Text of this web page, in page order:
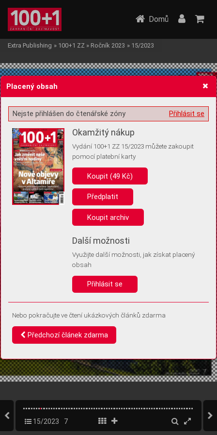
Žádost o souhlas s ukládáním volitelných informací
Pro základní fungování webu nepotřebujeme ukládat žádné informace
(tzv. cookies apod.). Rádi bychom vás ale požádali o souhlas s
uložením volitelných informací:
Anonymní unikátní ID
Díky němu příště poznáme, že se jedná o stejné zařízení, a
Identifikátor je zcela anonymní.
Vaše souhlasy a odmítnutí si ukládáme do vašeho zařízení, abychom se
vás už příště znovu neptali. Můžete je kdykoli později upravit ve Správě
Domů
Extra Publishing » 100+1 ZZ » Ročník 2023 » 15/2023
15/2023 7
Placený obsah
Přihlásit se
Nejste přihlášen do čtenářské zóny
Okamžitý nákup
Vydání 100+1 ZZ 15/2023 můžete zakoupit
pomocí platební karty
Koupit (49 Kč)
Předplatit
Koupit archiv
Další možnosti
Využijte další možnosti, jak získat placený
obsah
Přihlásit se
Nebo pokračujte ve čtení ukázkových článků zdarma
Předchozí článek zdarma